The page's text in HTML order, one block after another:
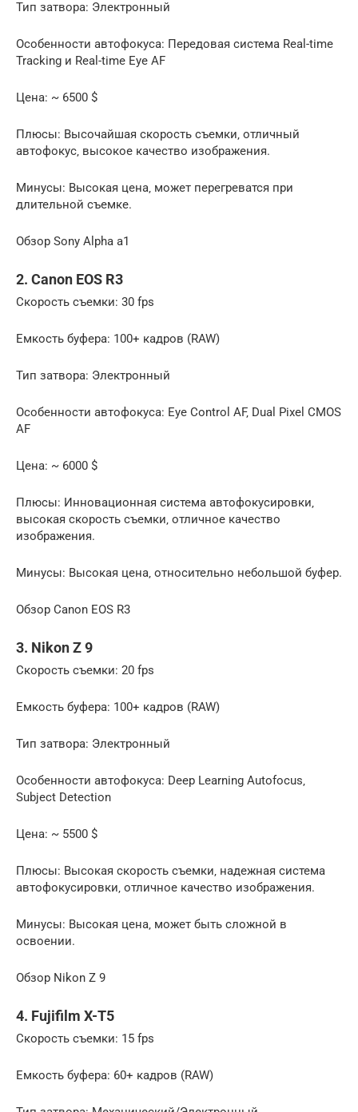
Тип затвора: Электронный
Особенности автофокуса: Передовая система Real-time
Tracking и Real-time Eye AF
Цена: ~ 6500 $
Плюсы: Высочайшая скорость съемки‚ отличный
автофокус‚ высокое качество изображения.
Минусы: Высокая цена‚ может перегреватся при
длительной съемке.
Обзор Sony Alpha a1
2. Canon EOS R3
Скорость съемки: 30 fps
Емкость буфера: 100+ кадров (RAW)
Тип затвора: Электронный
Особенности автофокуса: Eye Control AF‚ Dual Pixel CMOS
AF
Цена: ~ 6000 $
Плюсы: Инновационная система автофокусировки‚
высокая скорость съемки‚ отличное качество
изображения.
Минусы: Высокая цена‚ относительно небольшой буфер.
Обзор Canon EOS R3
3. Nikon Z 9
Скорость съемки: 20 fps
Емкость буфера: 100+ кадров (RAW)
Тип затвора: Электронный
Особенности автофокуса: Deep Learning Autofocus‚
Subject Detection
Цена: ~ 5500 $
Плюсы: Высокая скорость съемки‚ надежная система
автофокусировки‚ отличное качество изображения.
Минусы: Высокая цена‚ может быть сложной в
освоении.
Обзор Nikon Z 9
4. Fujifilm X-T5
Скорость съемки: 15 fps
Емкость буфера: 60+ кадров (RAW)